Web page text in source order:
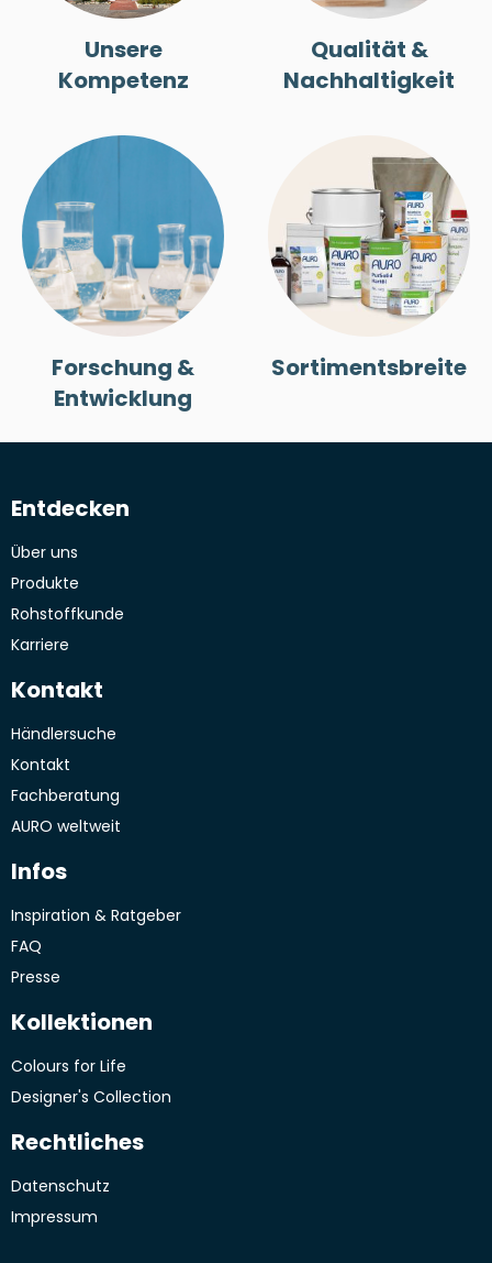
Unsere
Kompetenz
Qualität &
Nachhaltigkeit
Forschung &
Entwicklung
Sortimentsbreite
Entdecken
Über uns
Produkte
Rohstoffkunde
Karriere
Kontakt
Händlersuche
Kontakt
Fachberatung
AURO weltweit
Infos
Inspiration & Ratgeber
FAQ
Presse
Kollektionen
Colours for Life
Designer's Collection
Rechtliches
Datenschutz
Impressum